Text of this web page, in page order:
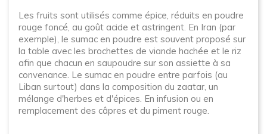
Les fruits sont utilisés comme épice, réduits en poudre
rouge foncé, au goût acide et astringent. En Iran (par
exemple), le sumac en poudre est souvent proposé sur
la table avec les brochettes de viande hachée et le riz
afin que chacun en saupoudre sur son assiette à sa
convenance. Le sumac en poudre entre parfois (au
Liban surtout) dans la composition du zaatar, un
mélange d'herbes et d'épices. En infusion ou en
remplacement des câpres et du piment rouge.